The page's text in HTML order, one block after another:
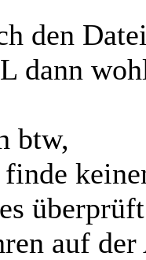
den
dann
btw,
auf